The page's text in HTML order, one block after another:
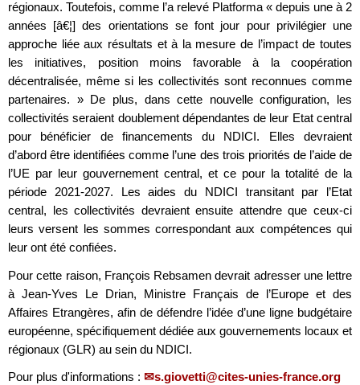
régionaux. Toutefois, comme l’a relevé Platforma « depuis une à 2
années [â€¦] des orientations se font jour pour privilégier une
approche liée aux résultats et à la mesure de l’impact de toutes
les initiatives, position moins favorable à la coopération
décentralisée, même si les collectivités sont reconnues comme
partenaires. » De plus, dans cette nouvelle configuration, les
collectivités seraient doublement dépendantes de leur Etat central
pour bénéficier de financements du NDICI. Elles devraient
d’abord être identifiées comme l’une des trois priorités de l’aide de
l’UE par leur gouvernement central, et ce pour la totalité de la
période 2021-2027. Les aides du NDICI transitant par l’Etat
central, les collectivités devraient ensuite attendre que ceux-ci
leurs versent les sommes correspondant aux compétences qui
leur ont été confiées.
Pour cette raison, François Rebsamen devrait adresser une lettre
à Jean-Yves Le Drian, Ministre Français de l’Europe et des
Affaires Etrangères, afin de défendre l’idée d’une ligne budgétaire
européenne, spécifiquement dédiée aux gouvernements locaux et
régionaux (GLR) au sein du NDICI.
Pour plus d'informations : s.giovetti@cites-unies-france.org